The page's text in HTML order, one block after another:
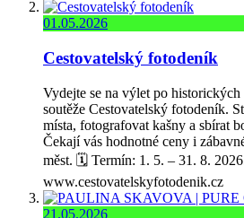
01.05.2026
Cestovatelský fotodeník
Vydejte se na výlet po historických
soutěže Cestovatelský fotodeník.
místa, fotografovat kašny a sbírat
Čekají vás hodnotné ceny i
měst. 🗓️ Termín: 1. 5. – 31. 8.
www.cestovatelskyfotodenik.cz
21.05.2026